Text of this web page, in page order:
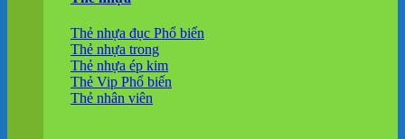
Thẻ nhựa đục
Thẻ nhựa trong
Thẻ nhựa ép kim
Thẻ Vip
Thẻ nhân viên